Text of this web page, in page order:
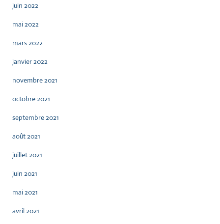
juin 2022
mai 2022
mars 2022
janvier 2022
novembre 2021
octobre 2021
septembre 2021
août 2021
juillet 2021
juin 2021
mai 2021
avril 2021